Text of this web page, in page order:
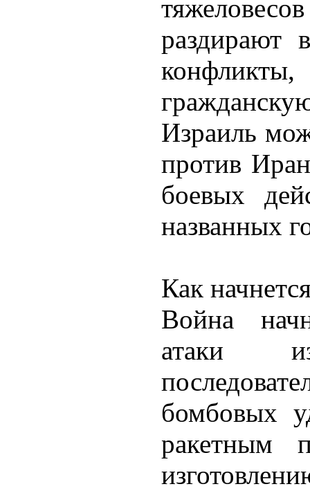
раздирают
Израиль
против
боевых
названных
Как
Война
атаки
бомбовых
ракетным